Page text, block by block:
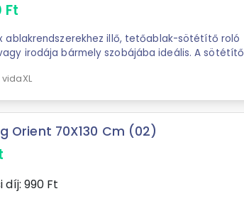
Ft
ablakrendszerekhez illő, tetőablak-sötétítő roló
irodája bármely szobájába ideális. A sötétítő
Orient 70X130 Cm (02)
díj: 990 Ft